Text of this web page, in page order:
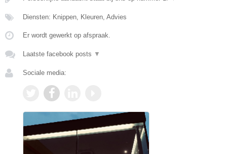
Diensten: Knippen, Kleuren, Advies
Er wordt gewerkt op afspraak.
Laatste facebook posts ▼
Sociale media: